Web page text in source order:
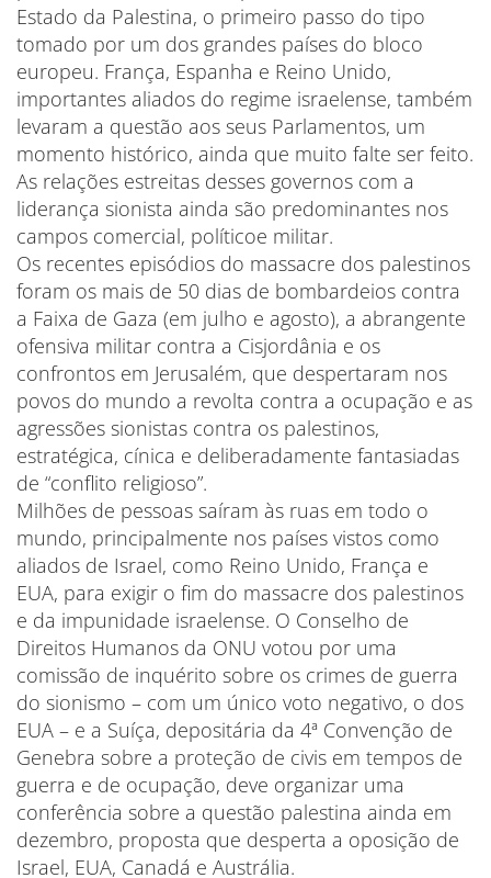
Estado da Palestina, o primeiro passo do tipo
tomado por um dos grandes países do bloco
europeu. França, Espanha e Reino Unido,
importantes aliados do regime israelense, também
levaram a questão aos seus Parlamentos, um
momento histórico, ainda que muito falte ser feito.
As relações estreitas desses governos com a
liderança sionista ainda são predominantes nos
campos comercial, políticoe militar.
Os recentes episódios do massacre dos palestinos
foram os mais de 50 dias de bombardeios contra
a Faixa de Gaza (em julho e agosto), a abrangente
ofensiva militar contra a Cisjordânia e os
confrontos em Jerusalém, que despertaram nos
povos do mundo a revolta contra a ocupação e as
agressões sionistas contra os palestinos,
estratégica, cínica e deliberadamente fantasiadas
de “conflito religioso”.
Milhões de pessoas saíram às ruas em todo o
mundo, principalmente nos países vistos como
aliados de Israel, como Reino Unido, França e
EUA, para exigir o fim do massacre dos palestinos
e da impunidade israelense. O Conselho de
Direitos Humanos da ONU votou por uma
comissão de inquérito sobre os crimes de guerra
do sionismo – com um único voto negativo, o dos
EUA – e a Suíça, depositária da 4ª Convenção de
Genebra sobre a proteção de civis em tempos de
guerra e de ocupação, deve organizar uma
conferência sobre a questão palestina ainda em
dezembro, proposta que desperta a oposição de
Israel, EUA, Canadá e Austrália.